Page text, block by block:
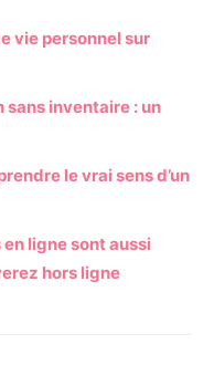
vie personnel sur
inventaire : un
le vrai sens d’un
ligne sont aussi
hors ligne